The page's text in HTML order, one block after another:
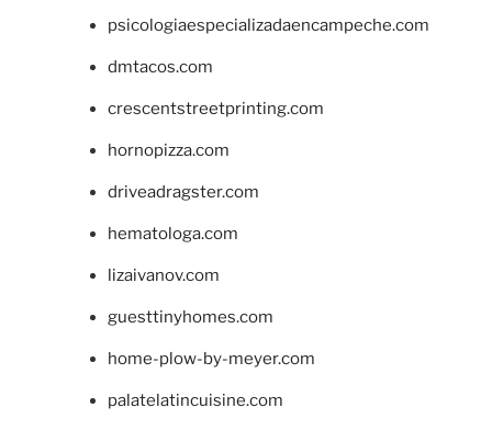
psicologiaespecializadaencampeche.com
dmtacos.com
crescentstreetprinting.com
hornopizza.com
driveadragster.com
hematologa.com
lizaivanov.com
guesttinyhomes.com
home-plow-by-meyer.com
palatelatincuisine.com